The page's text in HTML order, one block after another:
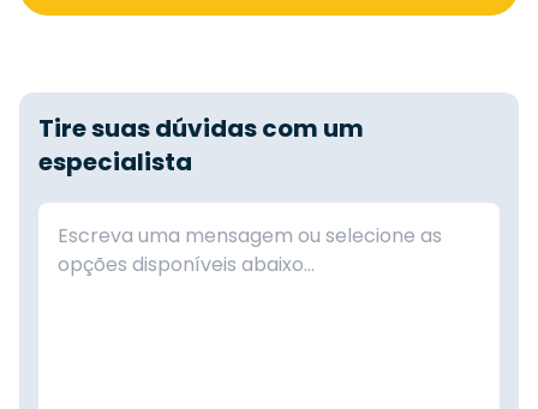
Tire suas dúvidas com um
especialista